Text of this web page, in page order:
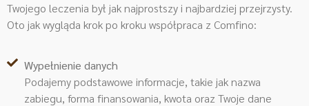
Twojego leczenia był jak najprostszy i najbardziej przejrzysty.
Oto jak wygląda krok po kroku współpraca z Comfino:
Wypełnienie danych
Podajemy podstawowe informacje, takie jak nazwa
zabiegu, forma finansowania, kwota oraz Twoje dane